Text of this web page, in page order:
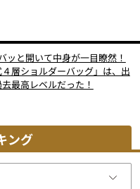
ッと開いて中身が一目瞭然！
層ショルダーバッグ」は、出
最高レベルだった！
ング